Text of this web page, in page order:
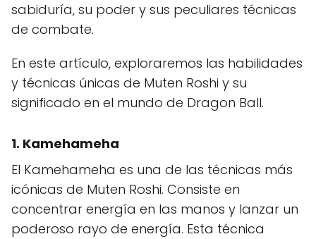
sabiduría, su poder y sus peculiares técnicas
de combate.
En este artículo, exploraremos las habilidades
y técnicas únicas de Muten Roshi y su
significado en el mundo de Dragon Ball.
1. Kamehameha
El Kamehameha es una de las técnicas más
icónicas de Muten Roshi. Consiste en
concentrar energía en las manos y lanzar un
poderoso rayo de energía. Esta técnica